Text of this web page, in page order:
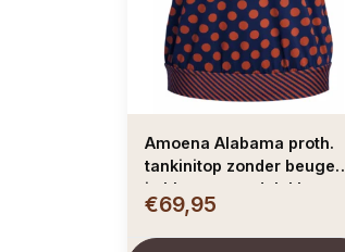
Amoena Alabama proth.
tankinitop zonder beugel,
in blouson model, kleur
blauw met print dots kleur
brique
€69,95